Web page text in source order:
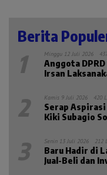
Berita
1 Minggu 12 Juli 2026
Anggota DPRD Tanggamus Fraksi PKB Nuzul
Irsan Laksanakan Reses Masa Sidang II
2 Kamis 9 Juli 2026 420
Serap Aspirasi
Kiki Subagio
3 Senin 13 Juli 2026 212
Baru Hadir di